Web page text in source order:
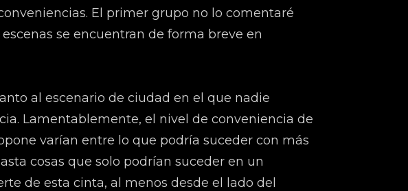
El primer grupo no lo comentaré
se encuentran de forma breve en
al escenario de ciudad en el que nadie
Lamentablemente, el nivel de conveniencia de
varían entre lo que podría suceder con más
cosas que solo podrían suceder en un
de esta cinta, al menos desde el lado del